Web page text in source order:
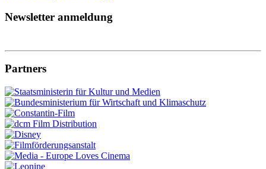
Newsletter anmeldung
Partners